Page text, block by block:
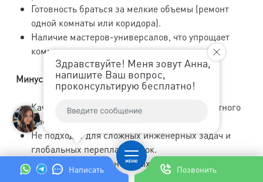
Написать Позвонить
Здравствуйте! Меня зовут Анна,
напишите Ваш вопрос,
проконсультирую бесплатно!
Готовность браться за мелкие объемы (ремонт
одной комнаты или коридора).
Наличие мастеров-универсалов, что упрощает
коммуникацию.
Минусы:
Качество отделки сильно зависит от конкретного
мастера, назначенного на объект.
Не подходят для сложных инженерных задач и
глобальных перепланировок.
Короткий срок гарантийных обязательств (1 год).